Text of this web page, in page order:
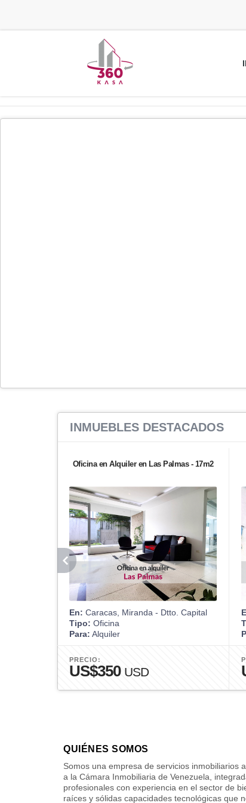
INMUEBLES DESTACADOS
Oficina en Alquiler en Las Palmas - 17m2
En: Caracas, Miranda - Dtto. Capital
Tipo: Oficina
Para: Alquiler
PRECIO:
US$350 USD
QUIÉNES SOMOS
Somos una empresa de servicios inmobiliarios
a la Cámara Inmobiliaria de Venezuela,
profesionales con experiencia en el sector de
raíces y sólidas capacidades tecnológicas que